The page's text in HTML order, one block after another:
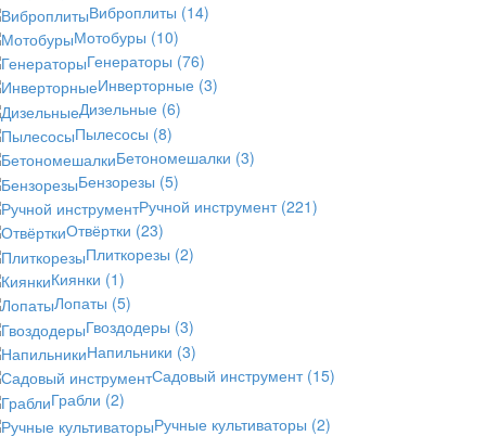
Виброплиты (14)
Мотобуры (10)
Генераторы (76)
Инверторные (3)
Дизельные (6)
Пылесосы (8)
Бетономешалки (3)
Бензорезы (5)
Ручной инструмент (221)
Отвёртки (23)
Плиткорезы (2)
Киянки (1)
Лопаты (5)
Гвоздодеры (3)
Напильники (3)
Садовый инструмент (15)
Грабли (2)
Ручные культиваторы (2)